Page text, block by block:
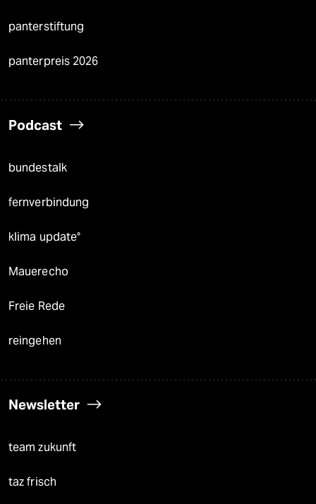
panterstiftung
panterpreis 2026
Podcast
bundestalk
fernverbindung
klima update°
Mauerecho
Freie Rede
reingehen
Newsletter
team zukunft
taz frisch